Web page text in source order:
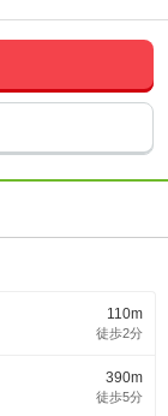
110m
徒歩2分
390m
徒歩5分